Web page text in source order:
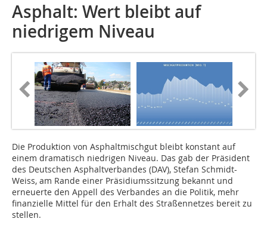
Asphalt: Wert bleibt auf
niedrigem Niveau
Die Produktion von Asphaltmischgut bleibt konstant auf
einem dramatisch niedrigen Niveau. Das gab der Präsident
des Deutschen Asphaltverbandes (DAV), Stefan Schmidt-
Weiss, am Rande einer Präsidiumssitzung bekannt und
erneuerte den Appell des Verbandes an die Politik, mehr
finanzielle Mittel für den Erhalt des Straßennetzes bereit zu
stellen.